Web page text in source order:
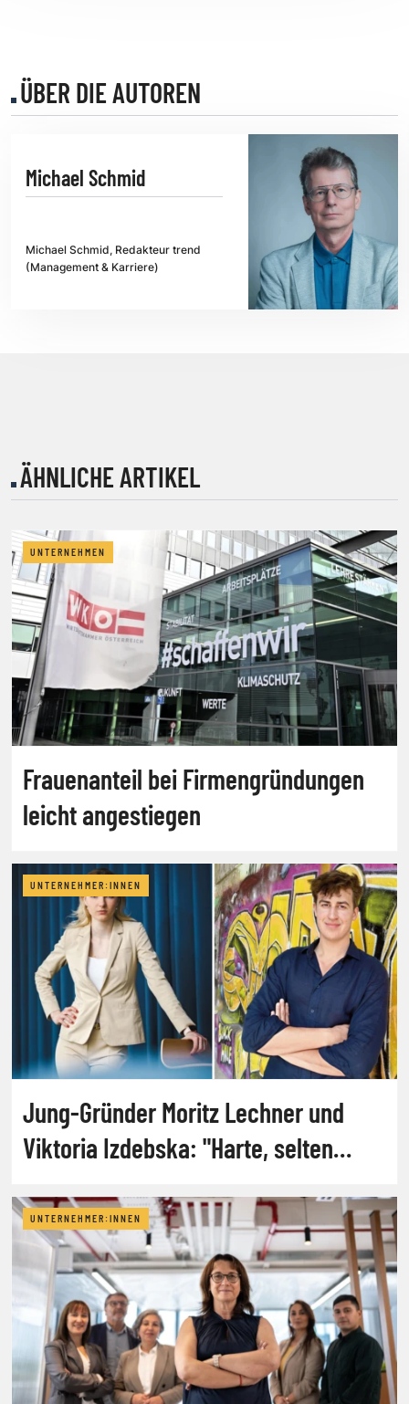
ÜBER DIE AUTOREN
Michael Schmid
Michael Schmid, Redakteur trend
(Management & Karriere)
ÄHNLICHE ARTIKEL
UNTERNEHMEN
Frauenanteil bei Firmengründungen
leicht angestiegen
UNTERNEHMER:INNEN
Jung-Gründer Moritz Lechner und
Viktoria Izdebska: "Harte, selten
UNTERNEHMER:INNEN